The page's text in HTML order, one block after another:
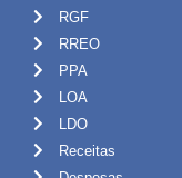
RGF
RREO
PPA
LOA
LDO
Receitas